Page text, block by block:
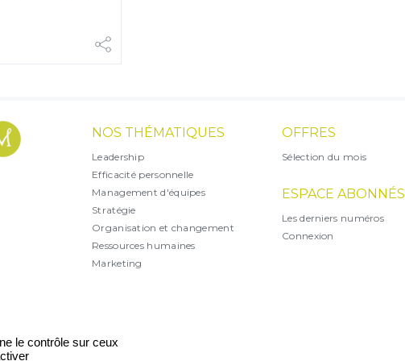
NOS THÉMATIQUES
Leadership
Efficacité personnelle
Management d'équipes
Stratégie
Organisation et changement
Ressources humaines
Marketing
OFFRES
Sélection du mois
ESPACE ABONNÉS
Les derniers numéros
Connexion
le contrôle sur ceux